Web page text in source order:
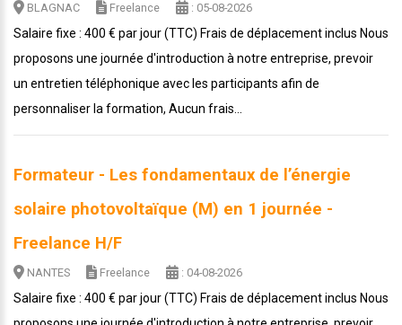
BLAGNAC Freelance : 05-08-2026
Salaire fixe : 400 € par jour (TTC) Frais de déplacement inclus Nous
proposons une journée d'introduction à notre entreprise, prevoir
un entretien téléphonique avec les participants afin de
personnaliser la formation, Aucun frais...
Formateur - Les fondamentaux de l’énergie
solaire photovoltaïque (M) en 1 journée -
Freelance H/F
NANTES Freelance : 04-08-2026
Salaire fixe : 400 € par jour (TTC) Frais de déplacement inclus Nous